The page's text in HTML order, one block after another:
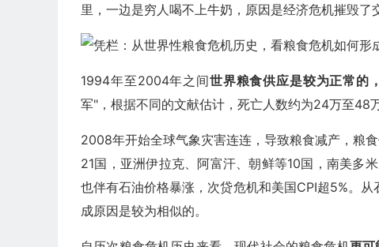
里，一边是穷人喝不上牛奶，原因是经济危机摧毁了
1994年至2004年之间世界粮食供应是较为正常的，
军"，根据不同的文献估计，死亡人数约为24万至48
2008年开始全球气象灾害连连，导致粮食减产，粮
21国，亚洲伊拉克、阿富汗、朝鲜等10国，南美多
也伴有石油价格暴涨，次贷危机和美国CPI超5%。
成原因是较为相似的。